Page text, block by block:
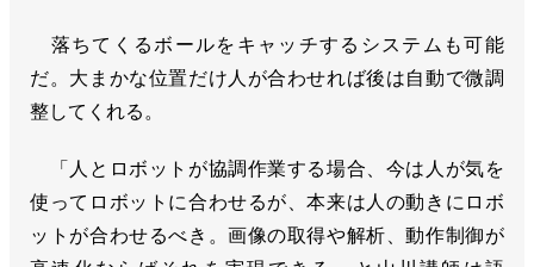
落ちてくるボールをキャッチするシステムも可能
だ。大まかな位置だけ人が合わせれば後は自動で微調
整してくれる。
「人とロボットが協調作業する場合、今は人が気を
使ってロボットに合わせるが、本来は人の動きにロボ
ットが合わせるべき。画像の取得や解析、動作制御が